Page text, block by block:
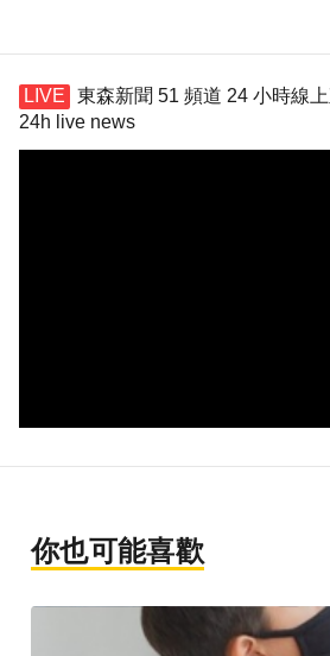
東森新聞 51 頻道 24 小時線
24h live news
你也可能喜歡